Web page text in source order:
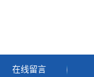
在线留言